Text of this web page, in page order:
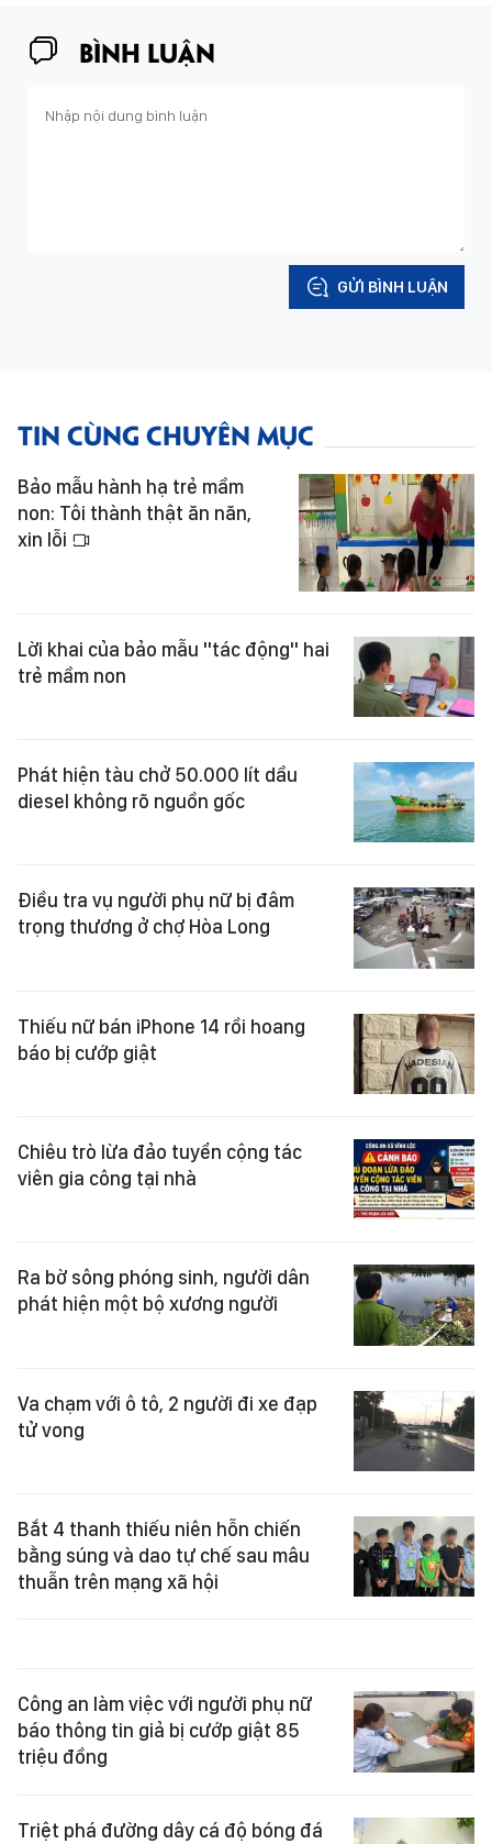
BÌNH LUẬN
GỬI BÌNH LUẬN
TIN CÙNG CHUYÊN MỤC
Bảo mẫu hành hạ trẻ mầm
non: Tôi thành thật ăn năn,
xin lỗi
Lời khai của bảo mẫu "tác động" hai
trẻ mầm non
Phát hiện tàu chở 50.000 lít dầu
diesel không rõ nguồn gốc
Điều tra vụ người phụ nữ bị đâm
trọng thương ở chợ Hòa Long
Thiếu nữ bán iPhone 14 rồi hoang
báo bị cướp giật
Chiêu trò lừa đảo tuyển cộng tác
viên gia công tại nhà
Ra bờ sông phóng sinh, người dân
phát hiện một bộ xương người
Va chạm với ô tô, 2 người đi xe đạp
tử vong
Bắt 4 thanh thiếu niên hỗn chiến
bằng súng và dao tự chế sau mâu
thuẫn trên mạng xã hội
Công an làm việc với người phụ nữ
báo thông tin giả bị cướp giật 85
triệu đồng
Triệt phá đường dây cá độ bóng đá